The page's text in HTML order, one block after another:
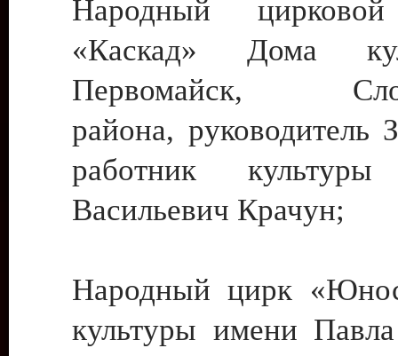
Народный цирковой
«Каскад» Дома
Первомайск,
района, руководитель
работник культуры
Васильевич Крачун;
Народный цирк
культуры имени